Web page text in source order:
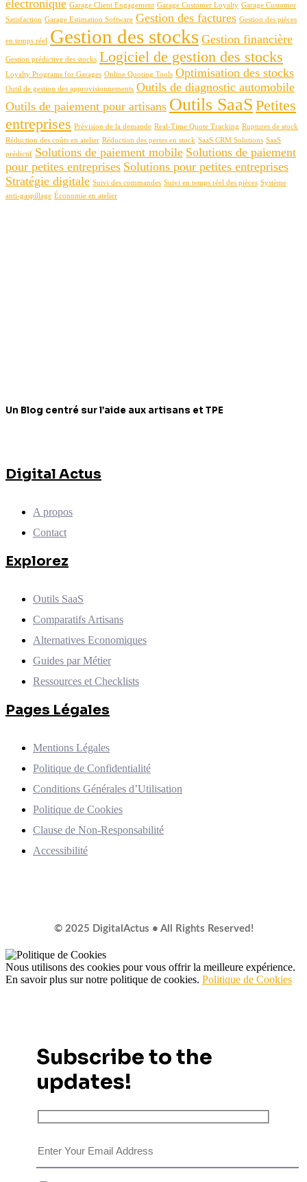
électronique Garage Client Engagement Garage Customer Loyalty Garage Customer
Satisfaction Garage Estimation Software Gestion des factures Gestion des pièces
en temps réel Gestion des stocks Gestion financière
Gestion prédictive des stocks Logiciel de gestion des stocks
Loyalty Programs for Garages Online Quoting Tools Optimisation des stocks
Outil de gestion des approvisionnements Outils de diagnostic automobile
Outils de paiement pour artisans Outils SaaS Petites
entreprises Prévision de la demande Real-Time Quote Tracking Ruptures de stock
Réduction des coûts en atelier Réduction des pertes en stock SaaS CRM Solutions SaaS
prédictif Solutions de paiement mobile Solutions de paiement
pour petites entreprises Solutions pour petites entreprises
Stratégie digitale Suivi des commandes Suivi en temps réel des pièces Système
anti-gaspillage Économie en atelier
Un Blog centré sur l’aide aux artisans et TPE
Digital Actus
A propos
Contact
Explorez
Outils SaaS
Comparatifs Artisans
Alternatives Economiques
Guides par Métier
Ressources et Checklists
Pages Légales
Mentions Légales
Politique de Confidentialité
Conditions Générales d’Utilisation
Politique de Cookies
Clause de Non-Responsabilité
Accessibilité
© 2025 DigitalActus • All Rights Reserved!
Nous utilisons des cookies pour vous offrir la meilleure expérience.
En savoir plus sur notre politique de cookies. Politique de Cookies
Subscribe to the
updates!